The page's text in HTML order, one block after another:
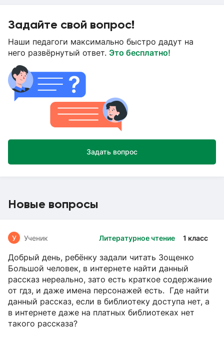
Задайте свой вопрос!
Наши педагоги максимально быстро дадут на
него развёрнутый ответ. Это бесплатно!
Задать вопрос
Новые вопросы
Литературное чтение 1 класс
У Ученик
Добрый день, ребёнку задали читать Зощенко
Большой человек, в интернете найти данный
рассказ нереально, зато есть краткое содержание
от гдз, и даже имена персонажей есть. Где найти
данный рассказ, если в библиотеку доступа нет, а
в интернете даже на платных библиотеках нет
такого рассказа?